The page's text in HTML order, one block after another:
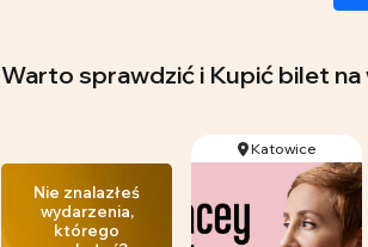
Warto sprawdzić i Kupić bilet na
Nie znalazłeś
wydarzenia,
którego
Katowice